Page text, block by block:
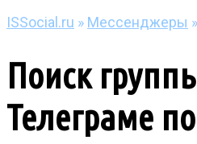
ISSocial.ru » Мессенджеры »
Поиск
Телеграме